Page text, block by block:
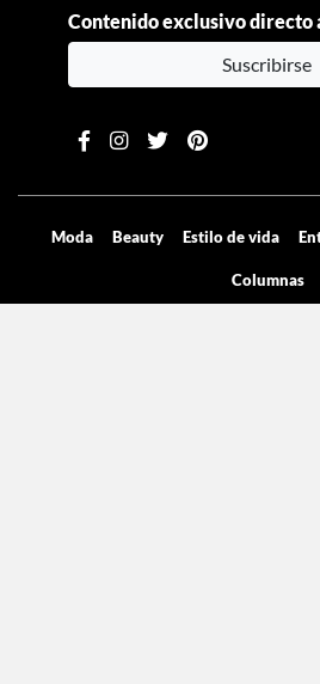
Contenido exclusivo directo
Suscribirse
Moda Beauty Estilo de vida
Columnas